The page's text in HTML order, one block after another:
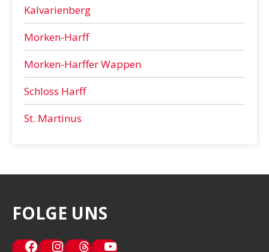
Kalvarienberg
Morken-Harff
Morken-Harffer Wappen
Schloss Harff
St. Martinus
FOLGE UNS
Facebook
Instagram
Threads